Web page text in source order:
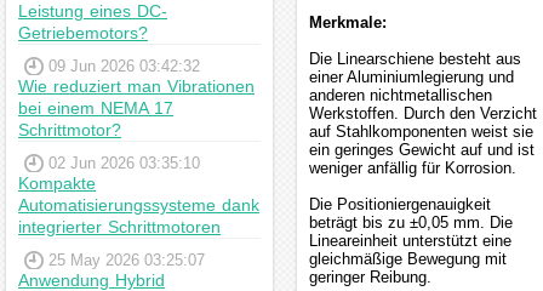
Leistung eines DC-
Getriebemotors?
09 Jun 2026 03:42:32
Wie reduziert man Vibrationen
bei einem NEMA 17
Schrittmotor?
02 Jun 2026 03:35:10
Kompakte
Automatisierungssysteme dank
integrierter Schrittmotoren
25 May 2026 03:25:07
Anwendung Hybrid
Merkmale:
Die Linearschiene besteht aus
einer Aluminiumlegierung und
anderen nichtmetallischen
Werkstoffen. Durch den Verzicht
auf Stahlkomponenten weist sie
ein geringes Gewicht auf und ist
weniger anfällig für Korrosion.
Die Positioniergenauigkeit
beträgt bis zu ±0,05 mm. Die
Lineareinheit unterstützt eine
gleichmäßige Bewegung mit
geringer Reibung.